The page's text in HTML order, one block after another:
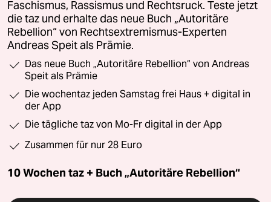
Faschismus, Rassismus und Rechtsruck. Teste jetzt
die taz und erhalte das neue Buch „Autoritäre
Rebellion“ von Rechtsextremismus-Experten
Andreas Speit als Prämie.
Das neue Buch „Autoritäre Rebellion“ von Andreas
Speit als Prämie
Die wochentaz jeden Samstag frei Haus + digital in
der App
Die tägliche taz von Mo-Fr digital in der App
Zusammen für nur 28 Euro
10 Wochen taz + Buch „Autoritäre Rebellion“